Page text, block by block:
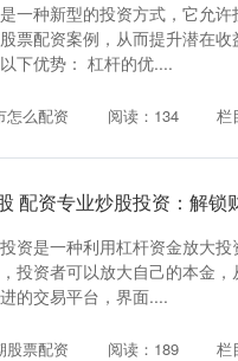
一种新型的投资方式，它允
票配资案例，从而提升潜在
下优势： 杠杆的优....
怎么配资 阅读：134 栏
配资专业炒股投资：解锁
资是一种利用杠杆资金放大
投资者可以放大自己的本金
的交易平台，界面....
股票配资 阅读：189 栏